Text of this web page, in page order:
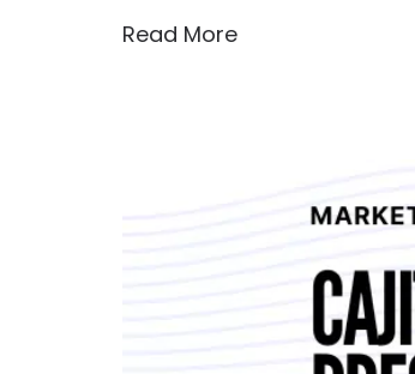
Read More